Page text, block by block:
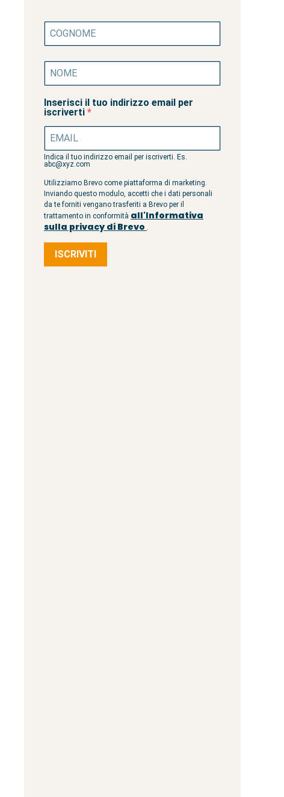
Inserisci il tuo indirizzo email per
iscriverti
Indica il tuo indirizzo email per iscriverti. Es.
abc@xyz.com
Utilizziamo Brevo come piattaforma di marketing.
Inviando questo modulo, accetti che i dati personali
da te forniti vengano trasferiti a Brevo per il
trattamento in conformità all'Informativa
sulla privacy di Brevo
ISCRIVITI